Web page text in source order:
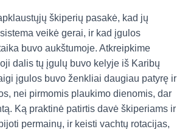
škiperių pasakė, kad jų
veikė gerai, ir kad įgulos
buvo aukštumoje. Atkreipkime
dalis tų įgulų buvo kelyje iš Karibų
įgulos buvo ženkliai daugiau patyrę ir
nei pirmomis plaukimo dienomis, dar
Ką praktinė patirtis davė škiperiams ir
permainų, ir keisti vachtų rotacijas,